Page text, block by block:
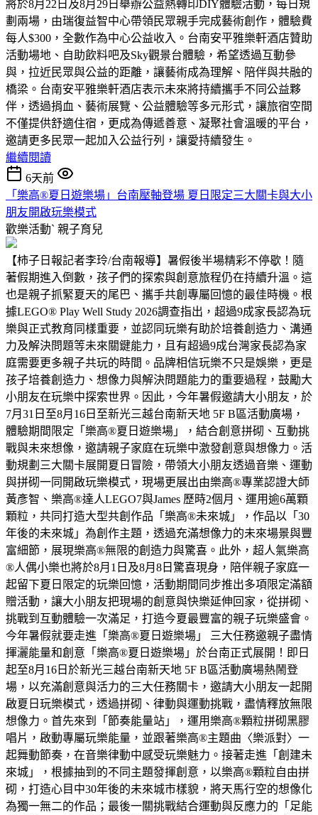
將於8月22日及8月29日舉辦公益熱轉印DIY體驗活動，每日規
劃兩場，由瑞復益智中心帶領民眾親手完成藝術創作，體驗費
每人$300，全數作為中心公益收入。台南安平雅樂軒酒店贊助
活動場地、自助飲料吧及Sky觀景台體驗，希望透過互動參
與，拉近民眾與公益的距離，讓藝術成為理解、陪伴與共融的
橋梁。台南安平雅樂軒酒店表示未來將持續攜手不同公益夥
伴，透過捐血、藝術展覽、公益體驗等多元形式，讓旅宿空間
不僅提供舒適住宿，更成為傳遞善意、凝聚社會溫暖的平台，
邀請更多民眾一起加入公益行列，讓愛持續發生。
繼續閱讀
6天前
「樂高®夏日遊樂場」台南壓軸登場 夏日限定三大關卡與大小
朋友開啟玩樂模式
歡樂活動ˋ 親子育兒
【柿子日報記者李玲/台南報導】暑假後半場精彩不停歇！隨
著假期進入倒數，孩子們的探索與創意旅程仍在持續升溫。這
也是親子抓緊夏天的尾巴、攜手共創專屬回憶的最佳時機。根
據LEGO® Play Well Study 2026調查指出，超過9成家長認為玩
樂與正式教育同樣重要，並認同玩樂有助於培養創造力、溝通
力及解決問題等未來關鍵能力，且有超過9成台灣家長認為家
庭需要更多親子共玩的時間。品牌相信玩樂不只是娛樂，更是
孩子培養創造力、想像力與解決問題能力的重要過程，鼓勵大
小朋友在玩樂中探索世界。因此，今年暑假邀請大小朋友，於
7月31日至8月16日至新光三越台南新天地 5F B區活動廣場，
體驗期間限定「樂高®夏日遊樂場」，結合創意拼砌、互動挑
戰與未來想像，邀請親子家庭在玩樂中激發創意與想像力。活
動規劃三大關卡展開夏日冒險，帶領大小朋友透過音樂、運動
與拼砌一同開啟玩樂模式，現場更展出由樂高®專業認證大師
黃彥智、樂高®達人LEGO7與James 歷時2個月、運用逾6萬顆
顆粒，共同打造大型共創作品「樂高®未來城」，作品以「30
年後的未來城」為創作主題，透過充滿想像力的未來場景與豐
富細節，展現樂高®無限的創造力與驚喜。此外，超人氣樂高
®人偶小樂也將於8月1日及8月8日驚喜現身，陪伴親子家庭一
起留下夏日限定的玩樂回憶，活動期間同步推出多項限定滿額
贈活動，讓大小朋友把現場的創意與快樂延伸回家，從拼砌、
挑戰到互動體驗一次滿足，打造今夏最豐富的親子玩樂盛會。
今年暑假就要走進「樂高®夏日遊樂場」 三大任務邀親子盡情
揮灑能量和創意「樂高®夏日遊樂場」於台南正式展開！即日
起至8月16日於新光三越台南新天地 5F B區活動廣場熱鬧登
場，以充滿創意與活力的三大任務關卡，邀請大小朋友一起開
啟夏日玩樂模式，透過拼砌、律動與運動挑戰，盡情釋放無限
想像力。首先來到「節奏能量站」，運用樂高®顆粒拼砌黑膠
唱片，啟動專屬玩樂能量，並跟著樂高®主題曲〈樂派對〉一
起舞動節奏，在音樂律動中感受玩樂魅力。接著走進「創建未
來城」，根據抽到的不同主題發揮創意，以樂高®顆粒自由拼
砌，打造心目中30年後的未來城市樣貌，將天馬行空的想像化
為獨一無二的作品；最後一關挑戰結合運動與反應力的「足能